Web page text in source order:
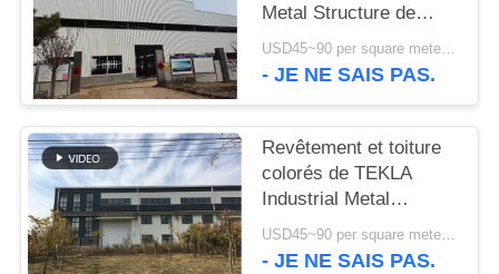
PLAN
DU
SITE
POLITIQUE
DE
CONFIDENTIALITÉ
Metal Structure de
haute résistance
USD45~90 per square meter MOQ:1000 mètres carrés
- JE NE SAIS PAS.
Revêtement et toiture
colorés de TEKLA
Industrial Metal
Workshop Building
USD45~90 per square meter MOQ:1000 mètres carrés
- JE NE SAIS PAS.